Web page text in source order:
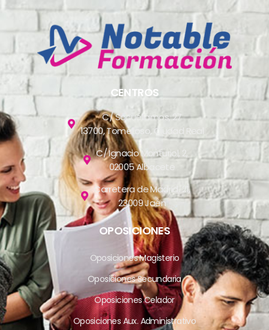
CENTROS
C/ Socuéllamos, 27
13700, Tomelloso, Ciudad Real
C/ Ignacio Monturiol, 2,
02005 Albacete
Carretera de Madrid, 21,
23009 Jaén
OPOSICIONES
Oposiciones Magisterio
Oposiciones Secundaria
Oposiciones Celador
Oposiciones Aux. Administrativo